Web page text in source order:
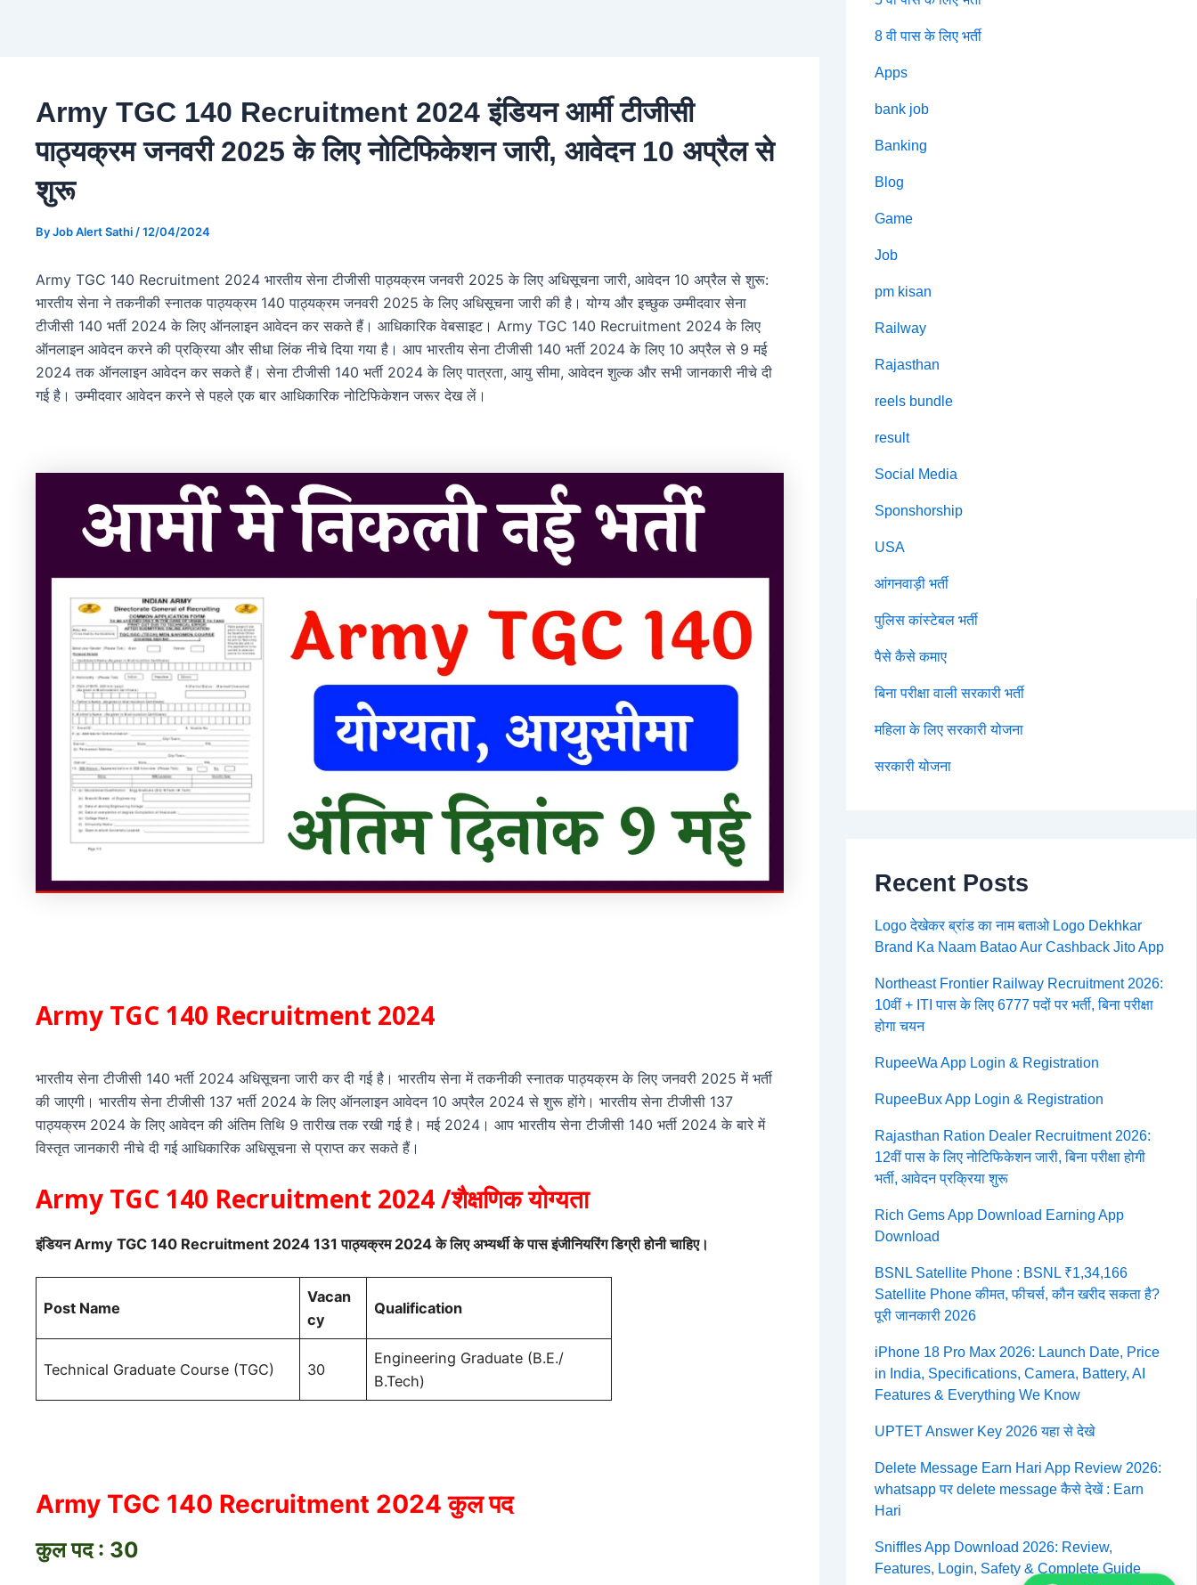
Army TGC 140 Recruitment 2024 इंडियन आर्मी टीजीसी
पाठ्यक्रम जनवरी 2025 के लिए नोटिफिकेशन जारी, आवेदन 10 अप्रैल से
शुरू
ByJob Alert Sathi /12/04/2024
Army TGC 140 Recruitment 2024 भारतीय सेना टीजीसी पाठ्यक्रम जनवरी 2025 के लिए अधिसूचना जारी, आवेदन 10 अप्रैल से शुरू:
भारतीय सेना ने तकनीकी स्नातक पाठ्यक्रम 140 पाठ्यक्रम जनवरी 2025 के लिए अधिसूचना जारी की है। योग्य और इच्छुक उम्मीदवार सेना
टीजीसी 140 भर्ती 2024 के लिए ऑनलाइन आवेदन कर सकते हैं। आधिकारिक वेबसाइट। Army TGC 140 Recruitment 2024 के लिए
ऑनलाइन आवेदन करने की प्रक्रिया और सीधा लिंक नीचे दिया गया है। आप भारतीय सेना टीजीसी 140 भर्ती 2024 के लिए 10 अप्रैल से 9 मई
2024 तक ऑनलाइन आवेदन कर सकते हैं। सेना टीजीसी 140 भर्ती 2024 के लिए पात्रता, आयु सीमा, आवेदन शुल्क और सभी जानकारी नीचे दी
गई है। उम्मीदवार आवेदन करने से पहले एक बार आधिकारिक नोटिफिकेशन जरूर देख लें।
Army TGC 140 Recruitment 2024
भारतीय सेना टीजीसी 140 भर्ती 2024 अधिसूचना जारी कर दी गई है। भारतीय सेना में तकनीकी स्नातक पाठ्यक्रम के लिए जनवरी 2025 में भर्ती
की जाएगी। भारतीय सेना टीजीसी 137 भर्ती 2024 के लिए ऑनलाइन आवेदन 10 अप्रैल 2024 से शुरू होंगे। भारतीय सेना टीजीसी 137
पाठ्यक्रम 2024 के लिए आवेदन की अंतिम तिथि 9 तारीख तक रखी गई है। मई 2024। आप भारतीय सेना टीजीसी 140 भर्ती 2024 के बारे में
विस्तृत जानकारी नीचे दी गई आधिकारिक अधिसूचना से प्राप्त कर सकते हैं।
Army TGC 140 Recruitment 2024 /शैक्षणिक योग्यता
इंडियनArmy TGC 140 Recruitment 2024 131 पाठ्यक्रम 2024 के लिए अभ्यर्थी के पास इंजीनियरिंग डिग्री होनी चाहिए।
Post Name
Vacan
cy
Qualification
Technical Graduate Course (TGC) 30
Engineering Graduate (B.E./
B.Tech)
Army TGC 140 Recruitment 2024 कुल पद
कुल पद : 30
8 वी पास के लिए भर्ती
Apps
bank job
Banking
Blog
Game
Job
pm kisan
Railway
Rajasthan
reels bundle
result
Social Media
Sponshorship
USA
आंगनवाड़ी भर्ती
पुलिस कांस्टेबल भर्ती
पैसे कैसे कमाए
बिना परीक्षा वाली सरकारी भर्ती
महिला के लिए सरकारी योजना
सरकारी योजना
Recent Posts
Logo देखेकर ब्रांड का नाम बताओ Logo Dekhkar
Brand Ka Naam Batao Aur Cashback Jito App
Northeast Frontier Railway Recruitment 2026:
10वीं + ITI पास के लिए 6777 पदों पर भर्ती, बिना परीक्षा
होगा चयन
RupeeWa App Login & Registration
RupeeBux App Login & Registration
Rajasthan Ration Dealer Recruitment 2026:
12वीं पास के लिए नोटिफिकेशन जारी, बिना परीक्षा होगी
भर्ती, आवेदन प्रक्रिया शुरू
Rich Gems App Download Earning App
Download
BSNL Satellite Phone : BSNL ₹1,34,166
Satellite Phone कीमत, फीचर्स, कौन खरीद सकता है?
पूरी जानकारी 2026
iPhone 18 Pro Max 2026: Launch Date, Price
in India, Specifications, Camera, Battery, AI
Features & Everything We Know
UPTET Answer Key 2026 यहा से देखे
Delete Message Earn Hari App Review 2026:
whatsapp पर delete message कैसे देखें : Earn
Hari
Sniffles App Download 2026: Review,
Features, Login, Safety & Complete Guide